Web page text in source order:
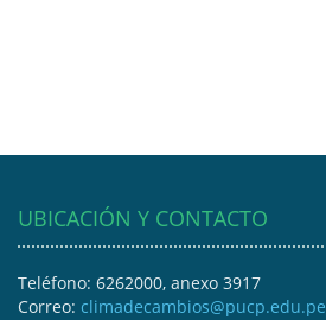
UBICACIÓN Y CONTACTO
Teléfono: 6262000, anexo 3917
Correo: climadecambios@pucp.edu.pe